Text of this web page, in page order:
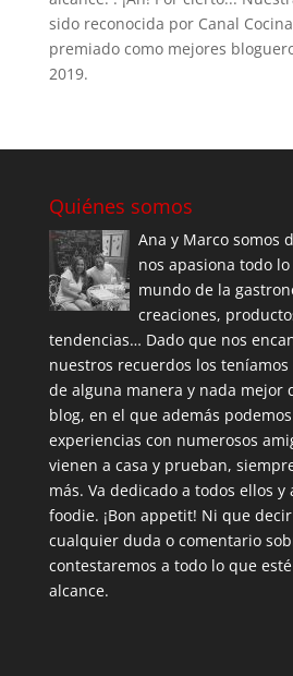
sido reconocida por Canal
premiado como mejores
2019.
Quiénes somos
Ana y Marco somos
nos apasiona todo
mundo de la
creaciones,
tendencias… Dado que nos
nuestros recuerdos los
de alguna manera y nada mejor
blog, en el que además
experiencias con numerosos
vienen a casa y prueban,
más. Va dedicado a todos ellos
foodie. ¡Bon appetit! Ni que
cualquier duda o comentario
contestaremos a todo lo que
alcance.